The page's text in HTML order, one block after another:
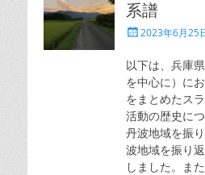
系譜
投
日
2023年6月25
以下は、兵庫
を中心に）に
をまとめたス
活動の歴史に
丹波地域を振
波地域を振り
しました。ま